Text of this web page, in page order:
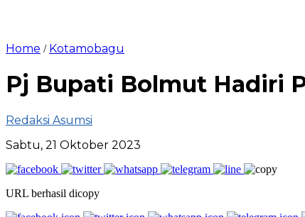
Home / Kotamobagu
Pj Bupati Bolmut Hadiri
Redaksi Asumsi
Sabtu, 21 Oktober 2023
URL berhasil dicopy